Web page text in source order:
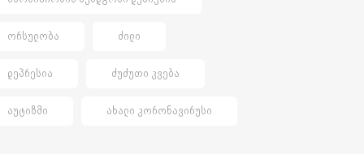
ᲝᲠᲡᲣᲚᲝᲑᲐ ᲫᲘᲚᲘ
ᲓᲔᲞᲠᲔᲡᲘᲐ ᲫᲣᲫᲣᲗᲘ ᲙᲕᲔᲑᲐ
ᲐᲣᲢᲘᲖᲛᲘ ᲐᲮᲐᲚᲘ ᲙᲝᲠᲝᲜᲐᲕᲘᲠᲣᲡᲘ